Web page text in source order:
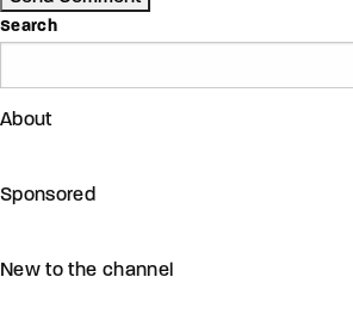
Search
About
Sponsored
New to the channel